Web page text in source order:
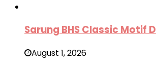
Sarung BHS Classic Motif
August 1, 2026